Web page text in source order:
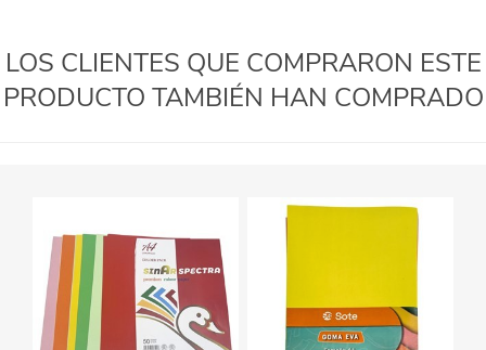
LOS CLIENTES QUE COMPRARON ESTE
PRODUCTO TAMBIÉN HAN COMPRADO